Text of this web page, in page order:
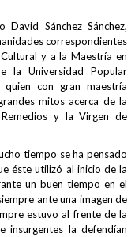
Sánchez Sánchez,
correspondientes
y a la Maestría en
la Universidad Popular
quien con gran maestría
mitos acerca de la
y la Virgen de
tiempo se ha pensado
éste utilizó al inicio de la
un buen tiempo en el
ante una imagen de
estuvo al frente de la
insurgentes la defendían